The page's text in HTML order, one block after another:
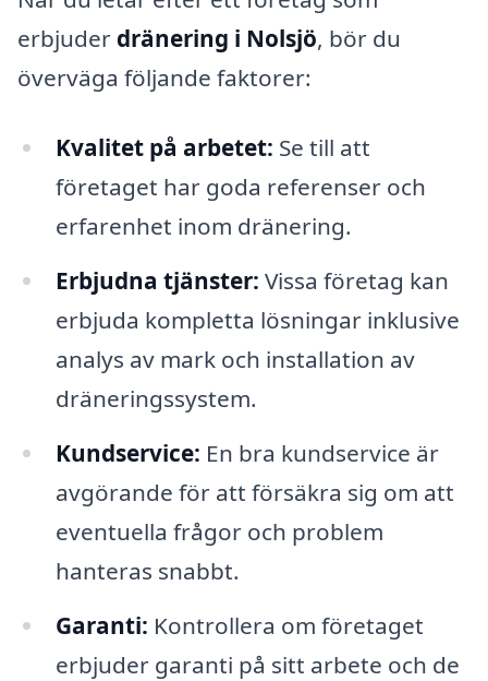
erbjuder dränering i Nolsjö, bör du
överväga följande faktorer:
Kvalitet på arbetet: Se till att
företaget har goda referenser och
erfarenhet inom dränering.
Erbjudna tjänster: Vissa företag kan
erbjuda kompletta lösningar inklusive
analys av mark och installation av
dräneringssystem.
Kundservice: En bra kundservice är
avgörande för att försäkra sig om att
eventuella frågor och problem
hanteras snabbt.
Garanti: Kontrollera om företaget
erbjuder garanti på sitt arbete och de